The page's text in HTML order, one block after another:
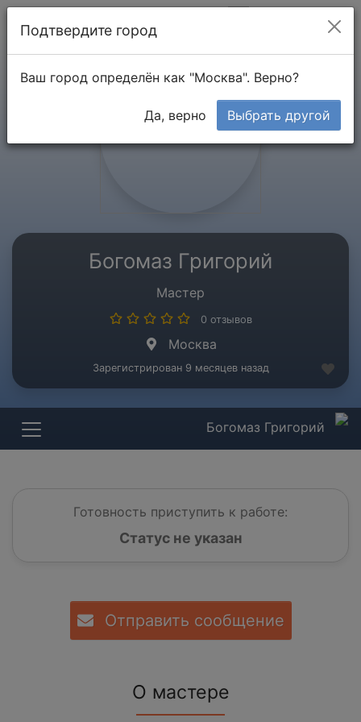
Богомаз Григорий
Мастер
0 отзывов
Москва
Зарегистрирован 9 месяцев назад
Богомаз Григорий
Готовность приступить к работе:
Статус не указан
Отправить сообщение
О мастере
Подтвердите город
Ваш город определён как "Москва". Верно?
Да, верно Выбрать другой